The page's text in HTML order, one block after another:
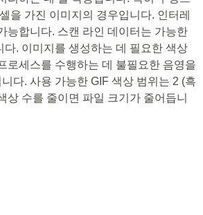
을 가진 이미지의 경우입니다. 인터레
능합니다. 스캔 라인 데이터는 가능한
다. 이미지를 생성하는 데 필요한 색상
로세스를 수행하는 데 불필요한 음영을
다. 사용 가능한 GIF 색상 범위는 2 (흑
상 수를 줄이면 파일 크기가 줄어듭니